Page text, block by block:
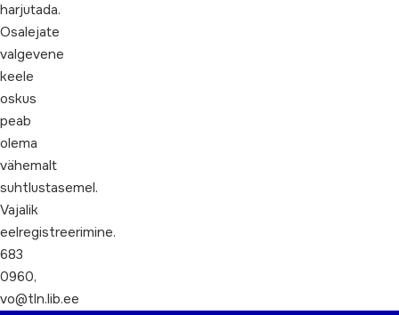
harjutada.
Osalejate
valgevene
keele
oskus
peab
olema
vähemalt
suhtlustasemel.
Vajalik
eelregistreerimine.
683
0960,
vo@tln.lib.ee